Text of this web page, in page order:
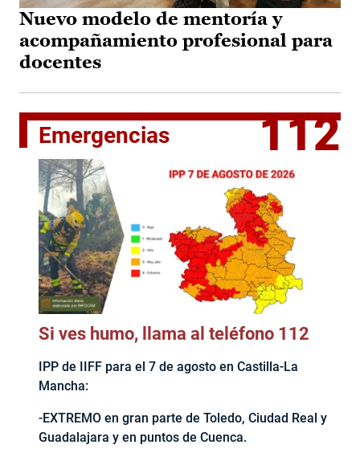
Nuevo modelo de mentoría y
acompañamiento profesional para
docentes
Emergencias 112
Si ves humo, llama al teléfono 112
IPP de IIFF para el 7 de agosto en Castilla-La
Mancha:
-EXTREMO en gran parte de Toledo, Ciudad Real y
Guadalajara y en puntos de Cuenca.